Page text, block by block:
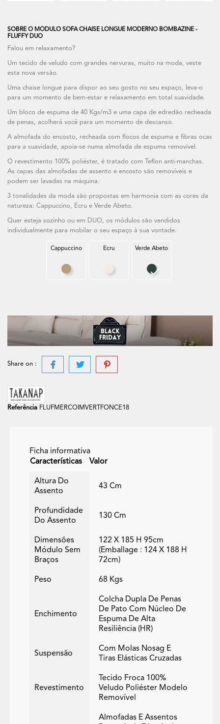
SOBRE O MODULO SOFA CHAISE LONGUE MODERNO BOMBAZINE -
FLUFFY DUO
Falou em relaxamento?
Um tecido de veludo com grandes nervuras, muito na moda, veste
esta nova versão.
Uma chaise longue para dispor ao seu gosto no seu espaço, leva-o
para um momento de bem-estar e relaxamento em total suavidade.
Um bloco de espuma de 40 Kgs/m3 e uma capa de edredão recheada
de penas, acolherá você para um momento de descanso.
A almofada do encosto, recheada com flocos de espuma e fibras ocas
para a suavidade, apoia-se numa almofada de espuma removível.
O revestimento 100% poliéster, é tratado com Teflon anti-manchas.
As capas das almofadas de assento e encosto são removíveis e
podem ser lavadas na máquina.
3 tonalidades da moda são propostas em harmonia com as cores da
natureza: Cappuccino, Ecru e Verde Abeto.
Quer esteja sozinho ou em DUO, os módulos são vendidos
individualmente para mobilar o seu espaço à sua vontade.
Cappuccino
Cappuccino
Ecru
Ecru
Verde Abeto
Verde Abeto
Share on :
Referência FLUFMERCOIMVERTFONCE18
Ficha informativa
Características
Valor
Altura Do
Assento
43 Cm
Profundidade
Do Assento
130 Cm
Dimensões
Módulo Sem
Braços
122 X 185 H 95cm
(emballage : 124 X 188 H
72cm)
Peso 68 Kgs
Enchimento
Colcha Dupla De Penas
De Pato Com Núcleo De
Espuma De Alta
Resiliência (HR)
Suspensão
Com Molas Nosag E
Tiras Elásticas Cruzadas
Revestimento
Tecido Froca 100%
Veludo Poliéster Modelo
Removível
Almofadas E Assentos